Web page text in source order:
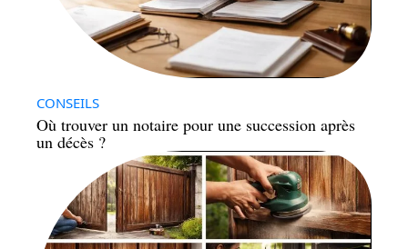
CONSEILS
Où trouver un notaire pour une succession après
un décès ?